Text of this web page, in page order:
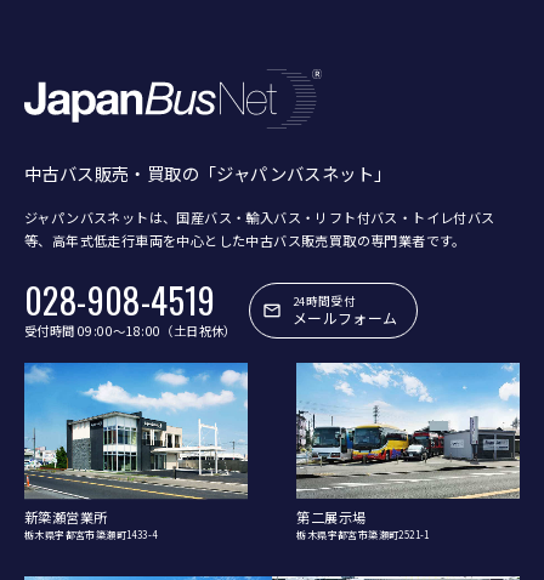
中古バス販売・買取の「ジャパンバスネット」
ジャパンバスネットは、国産バス・輸入バス・リフト付バス・トイレ付バス
等、 高年式低走行車両を中心とした中古バス販売買取の専門業者です。
028-908-4519
受付時間 09:00〜18:00（土日祝休）
24時間受付
メールフォーム
新簗瀬営業所
栃木県宇都宮市簗瀬町1433-4
第二展示場
栃木県宇都宮市簗瀬町2521-1